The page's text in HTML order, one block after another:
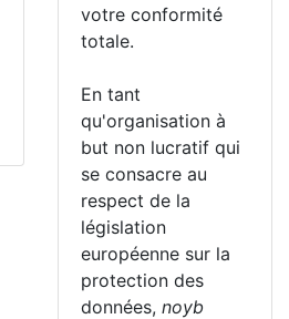
votre conformité
totale.
En tant
qu'organisation à
but non lucratif qui
se consacre au
respect de la
législation
européenne sur la
protection des
données, noyb